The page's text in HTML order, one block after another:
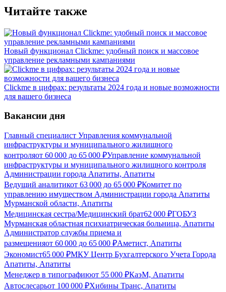
Читайте также
Новый функционал Clickme: удобный поиск и массовое
управление рекламными кампаниями
Clickme в цифрах: результаты 2024 года и новые возможности
для вашего бизнеса
Вакансии дня
Главный специалист Управления коммунальной
инфраструктуры и муниципального жилищного
контроляот 60 000 до 65 000 ₽Управление коммунальной
инфраструктуры и муниципального жилищного контроля
Администрации города Апатиты, Апатиты
Ведущий аналитикот 63 000 до 65 000 ₽Комитет по
управлению имуществом Администрации города Апатиты
Мурманской области, Апатиты
Медицинская сестра/Медицинский брат62 000 ₽ГОБУЗ
Мурманская областная психиатрическая больница, Апатиты
Администратор службы приема и
размещенияот 60 000 до 65 000 ₽Аметист, Апатиты
Экономист65 000 ₽МКУ Центр Бухгалтерского Учета Города
Апатиты, Апатиты
Менеджер в типографиюот 55 000 ₽КаэМ, Апатиты
Автослесарьот 100 000 ₽Хибины Транс, Апатиты